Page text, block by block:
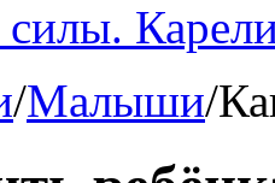
/Малыши/